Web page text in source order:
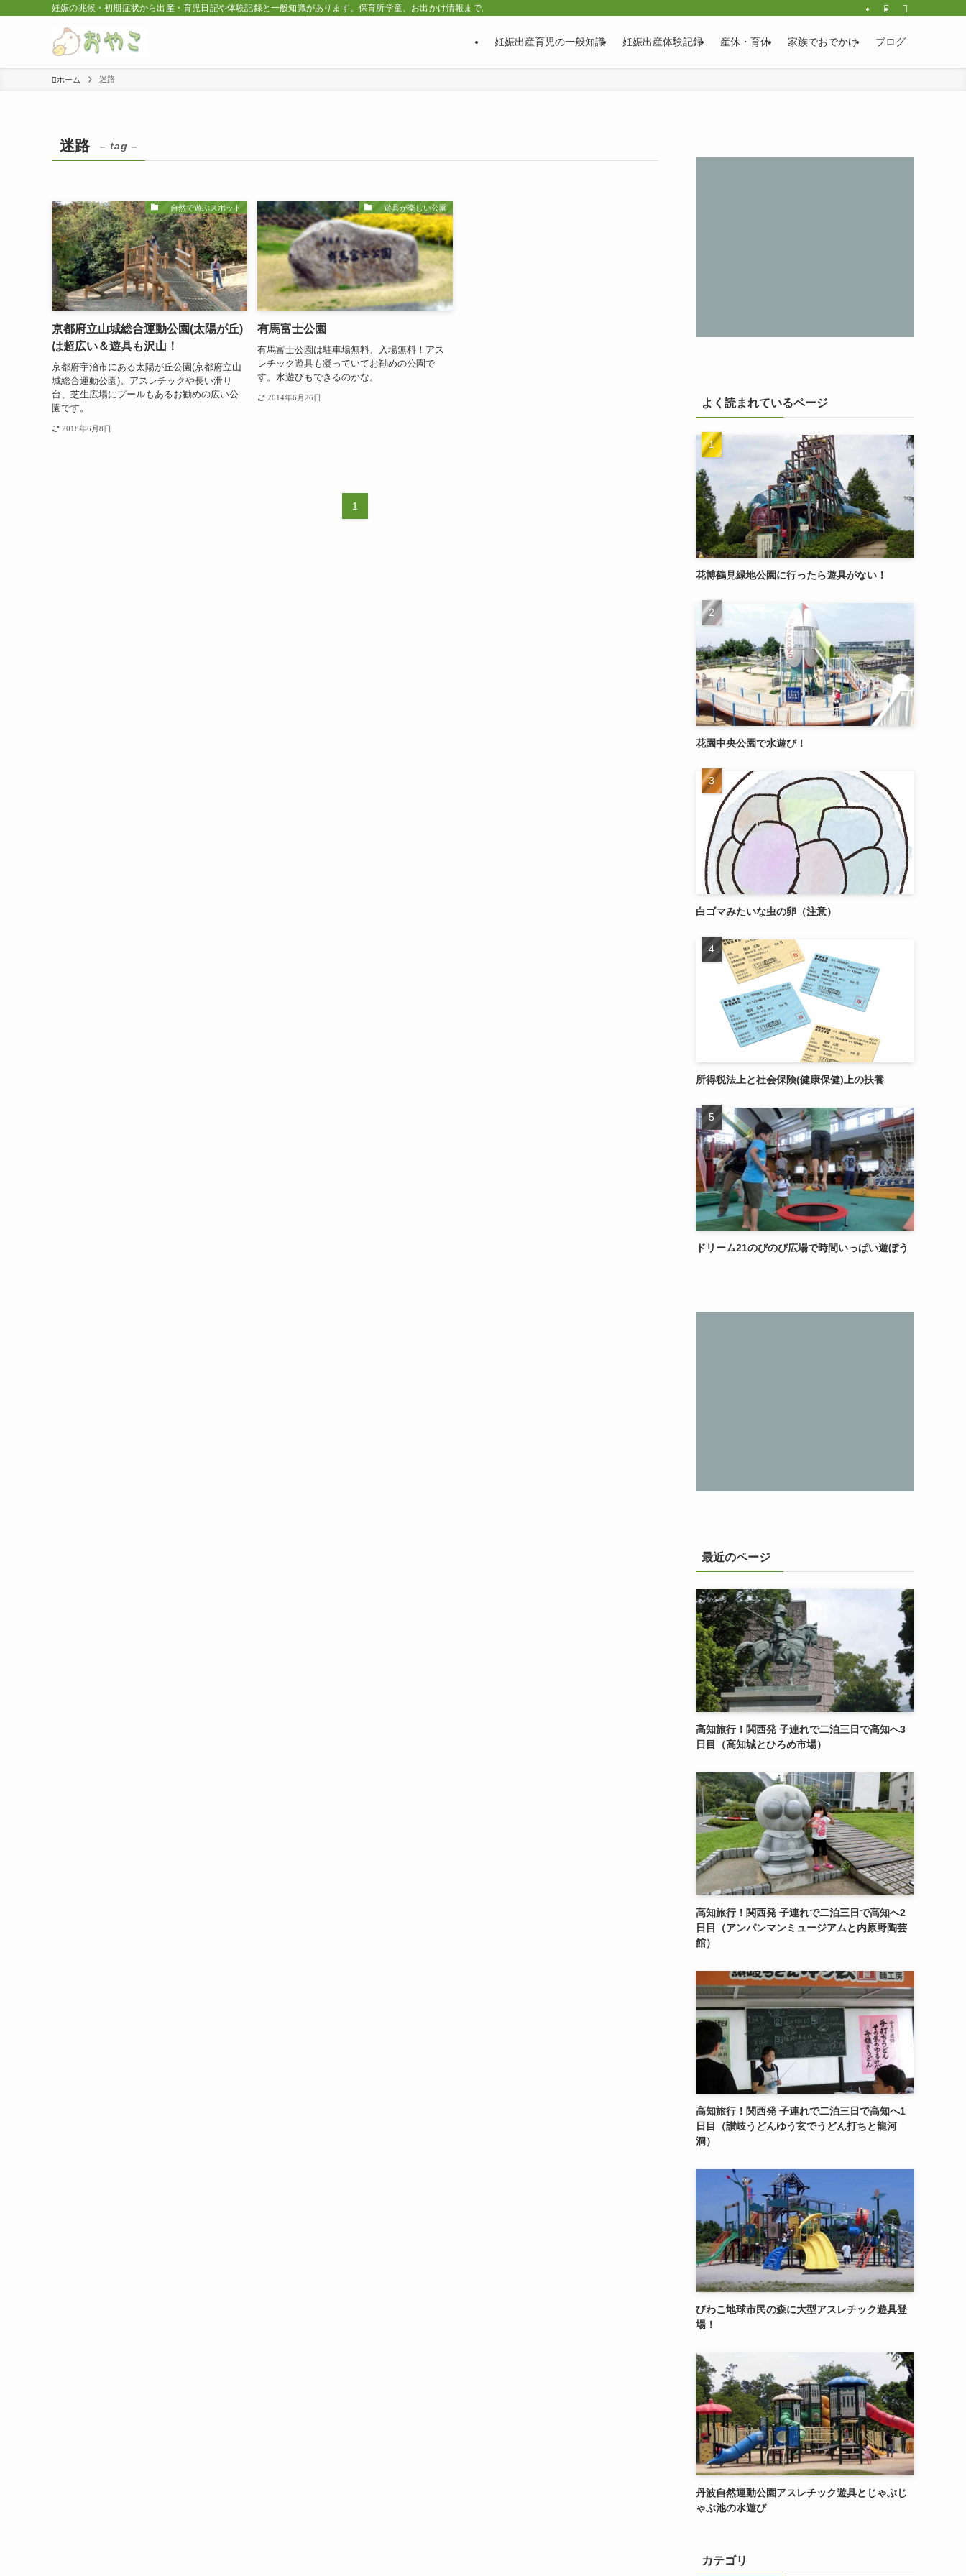
妊娠の兆候・初期症状から出産・育児日記や体験記録と一般知識があります。保育所学童、お出かけ情報まで。
妊娠出産育児の一般知識 妊娠出産体験記録 産休・育休 家族でおでかけ ブログ
ホーム 迷路
迷路 – tag –
自然で遊ぶスポット
京都府立山城総合運動公園(太陽が丘)
は超広い＆遊具も沢山！
京都府宇治市にある太陽が丘公園(京都府立山
城総合運動公園)。アスレチックや長い滑り
台、芝生広場にプールもあるお勧めの広い公
園です。
2018年6月8日
遊具が楽しい公園
有馬富士公園
有馬富士公園は駐車場無料、入場無料！アス
レチック遊具も凝っていてお勧めの公園で
す。水遊びもできるのかな。
2014年6月26日
1
よく読まれているページ
花博鶴見緑地公園に行ったら遊具がない！
花園中央公園で水遊び！
白ゴマみたいな虫の卵（注意）
所得税法上と社会保険(健康保健)上の扶養
ドリーム21のびのび広場で時間いっぱい遊ぼう
最近のページ
高知旅行！関西発 子連れで二泊三日で高知へ3
日目（高知城とひろめ市場）
高知旅行！関西発 子連れで二泊三日で高知へ2
日目（アンパンマンミュージアムと内原野陶芸
館）
高知旅行！関西発 子連れで二泊三日で高知へ1
日目（讃岐うどんゆう玄でうどん打ちと龍河
洞）
びわこ地球市民の森に大型アスレチック遊具登
場！
丹波自然運動公園アスレチック遊具とじゃぶじ
ゃぶ池の水遊び
カテゴリ